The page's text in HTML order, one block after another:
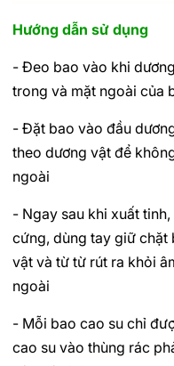
Hướng dẫn sử dụng
- Đeo bao vào khi
trong và mặt ngoài của
- Đặt bao vào đầu
theo dương vật để
ngoài
- Ngay sau khi xuất
cứng, dùng tay giữ chặt
vật và từ từ rút ra khỏi
ngoài
- Mỗi bao cao su chỉ
cao su vào thùng rác